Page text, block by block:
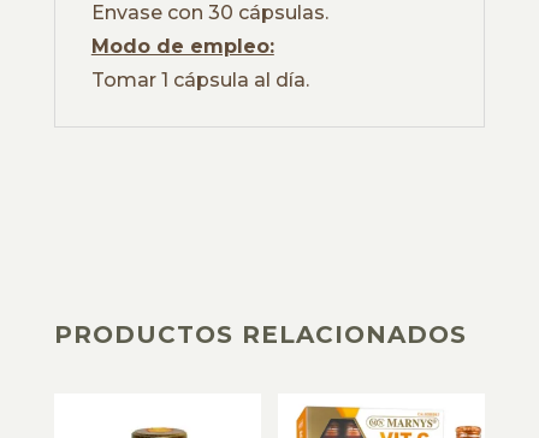
Envase con 30 cápsulas.
Modo de empleo:
Tomar 1 cápsula al día.
PRODUCTOS RELACIONADOS